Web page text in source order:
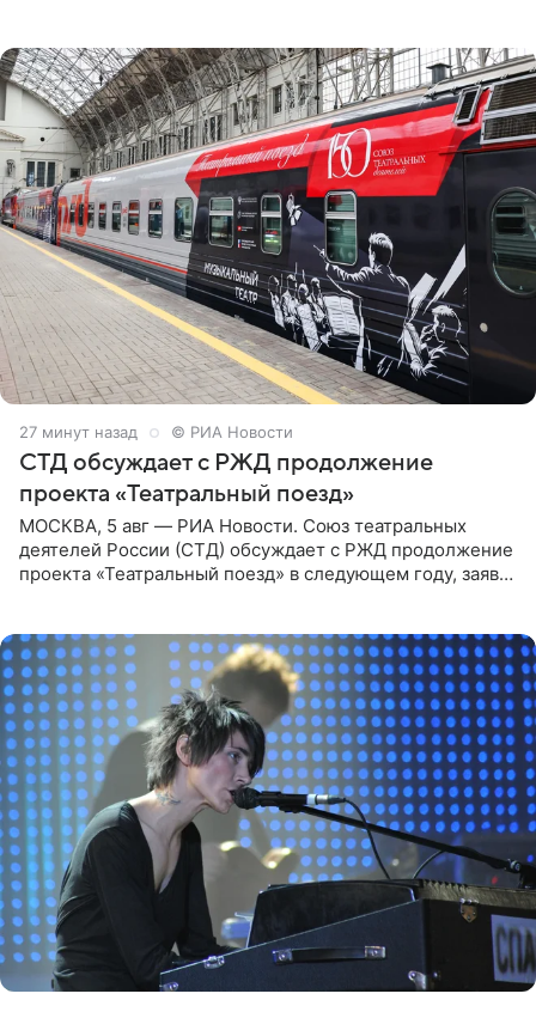
28 минут назад © РИА Новости
СТД обсуждает с РЖД продолжение
проекта «Театральный поезд»
МОСКВА, 5 авг — РИА Новости. Союз театральных
деятелей России (СТД) обсуждает с РЖД продолжение
проекта «Театральный поезд» в следующем году, заявил